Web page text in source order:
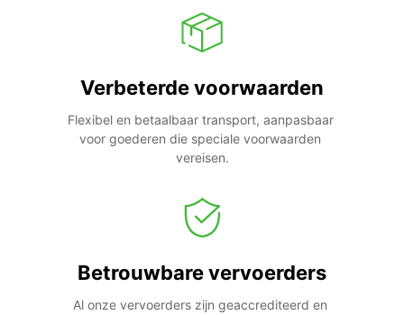
Verbeterde voorwaarden
Flexibel en betaalbaar transport, aanpasbaar
voor goederen die speciale voorwaarden
vereisen.
Betrouwbare vervoerders
Al onze vervoerders zijn geaccrediteerd en